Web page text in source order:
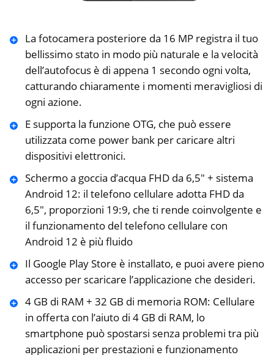
La fotocamera posteriore da 16 MP registra il tuo
bellissimo stato in modo più naturale e la velocità
dell’autofocus è di appena 1 secondo ogni volta,
catturando chiaramente i momenti meravigliosi di
ogni azione.
E supporta la funzione OTG, che può essere
utilizzata come power bank per caricare altri
dispositivi elettronici.
Schermo a goccia d’acqua FHD da 6,5″ + sistema
Android 12: il telefono cellulare adotta FHD da
6,5″, proporzioni 19:9, che ti rende coinvolgente e
il funzionamento del telefono cellulare con
Android 12 è più fluido
Il Google Play Store è installato, e puoi avere pieno
accesso per scaricare l’applicazione che desideri.
4 GB di RAM + 32 GB di memoria ROM: Cellulare
in offerta con l’aiuto di 4 GB di RAM, lo
smartphone può spostarsi senza problemi tra più
applicazioni per prestazioni e funzionamento